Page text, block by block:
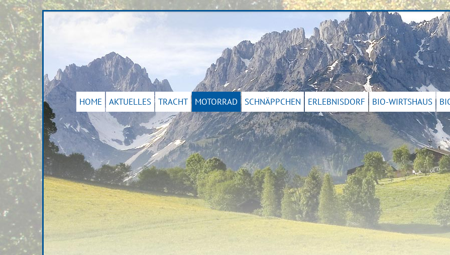
HOME AKTUELLES TRACHT MOTORRAD SCHNÄPPCHEN ERLEBNISDORF BIO-WIRTSHAUS